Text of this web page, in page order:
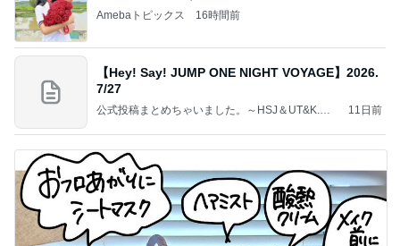
Amebaトピックス 16時間前
【Hey! Say! JUMP ONE NIGHT VOYAGE】2026.
7/27
公式投稿まとめちゃいました。～HSJ＆UT&K.O.
11日前